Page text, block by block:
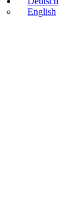
English